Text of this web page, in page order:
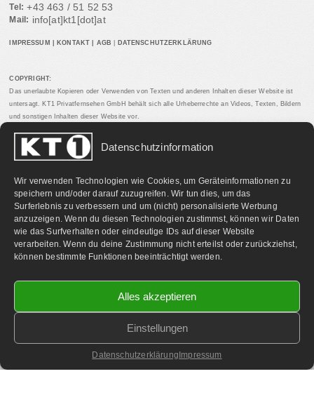
Datenschutzinformation
Wir verwenden Technologien wie Cookies, um Geräteinformationen zu
speichern und/oder darauf zuzugreifen. Wir tun dies, um das
Surferlebnis zu verbessern und um (nicht) personalisierte Werbung
anzuzeigen. Wenn du diesen Technologien zustimmst, können wir Daten
wie das Surfverhalten oder eindeutige IDs auf dieser Website
verarbeiten. Wenn du deine Zustimmung nicht erteilst oder zurückziehst,
können bestimmte Funktionen beeinträchtigt werden.
Alles akzeptieren
Einstellungen
Datenschutzerklärung Impressum
Tel: +43 463 / 51 52 53
Mail: info[at]kt1[dot]at
IMPRESSUM KONTAKT AGB DATENSCHUTZERKLÄRUNG
COPYRIGHT:
Das unerlaubte Kopieren oder Verwenden von Texten und anderen Inhalten dieser Website ist
untersagt. KT1 Privatfernsehen GmbH behält sich alle Urheberrechte an Videos, Texten, Bildern
und sonstigen Inhalten dieser Website vor.
PARTNERLINKS:
2026 KT1 Privatfernsehen - Alle Rechte vorbehalten.
Homepage & Webbetreuung DF-Media.at